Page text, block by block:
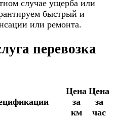
случае ущерба или
быстрый и
или ремонта.
перевозка
Цена
за
км
Цена
за
час